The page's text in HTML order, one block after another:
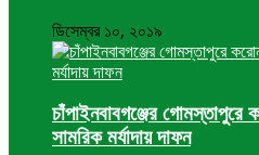
ডিসেম্বর ১০, ২০১৯
চাঁপাইনবাবগঞ্জের গোমস্তাপুরে
সামরিক মর্যাদায় দাফন